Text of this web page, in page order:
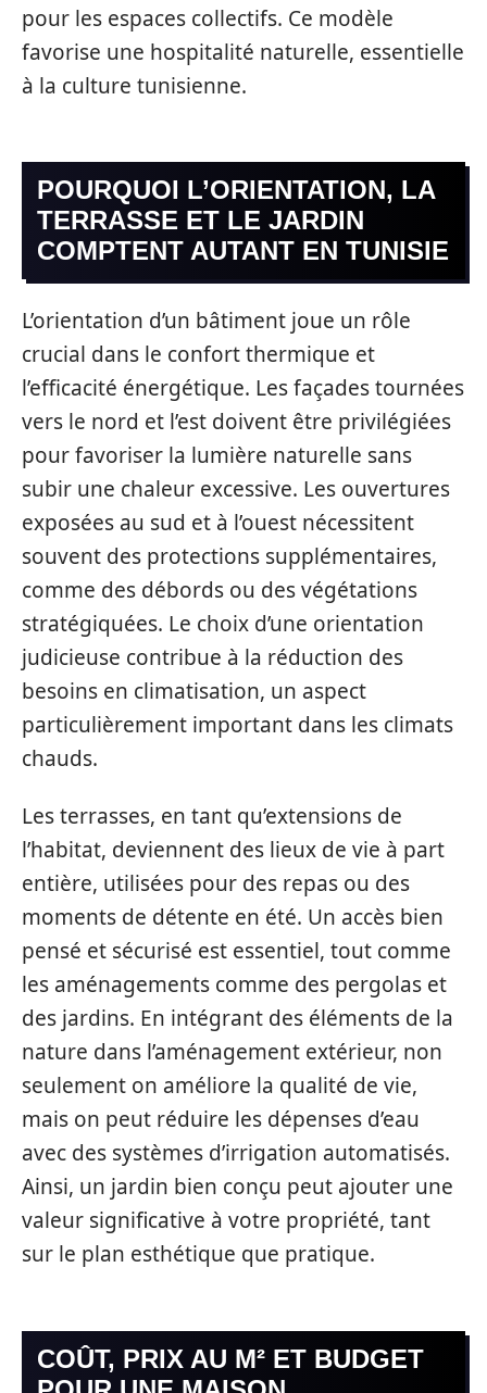
pour les espaces collectifs. Ce modèle
favorise une hospitalité naturelle, essentielle
à la culture tunisienne.
POURQUOI L’ORIENTATION, LA
TERRASSE ET LE JARDIN
COMPTENT AUTANT EN TUNISIE
L’orientation d’un bâtiment joue un rôle
crucial dans le confort thermique et
l’efficacité énergétique. Les façades tournées
vers le nord et l’est doivent être privilégiées
pour favoriser la lumière naturelle sans
subir une chaleur excessive. Les ouvertures
exposées au sud et à l’ouest nécessitent
souvent des protections supplémentaires,
comme des débords ou des végétations
stratégiquées. Le choix d’une orientation
judicieuse contribue à la réduction des
besoins en climatisation, un aspect
particulièrement important dans les climats
chauds.
Les terrasses, en tant qu’extensions de
l’habitat, deviennent des lieux de vie à part
entière, utilisées pour des repas ou des
moments de détente en été. Un accès bien
pensé et sécurisé est essentiel, tout comme
les aménagements comme des pergolas et
des jardins. En intégrant des éléments de la
nature dans l’aménagement extérieur, non
seulement on améliore la qualité de vie,
mais on peut réduire les dépenses d’eau
avec des systèmes d’irrigation automatisés.
Ainsi, un jardin bien conçu peut ajouter une
valeur significative à votre propriété, tant
sur le plan esthétique que pratique.
COÛT, PRIX AU M² ET BUDGET